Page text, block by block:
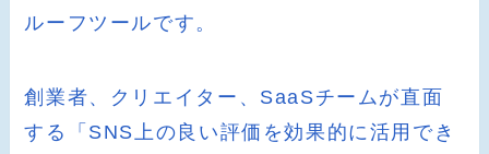
ルーフツールです。
創業者、クリエイター、SaaSチームが直面
する「SNS上の良い評価を効果的に活用でき